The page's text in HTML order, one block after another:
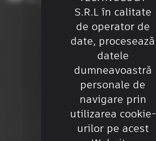
+40 755 106 224
office@sitech-romania.ro
Ai nevoie de ajutor?
S.R.L în calitate
de operator de
date, procesează
datele
dumneavoastră
personale de
navigare prin
utilizarea cookie-
urilor pe acest